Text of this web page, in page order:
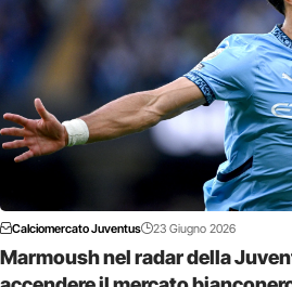
Calciomercato Juventus 23 Giugno 2026
Marmoush nel radar della